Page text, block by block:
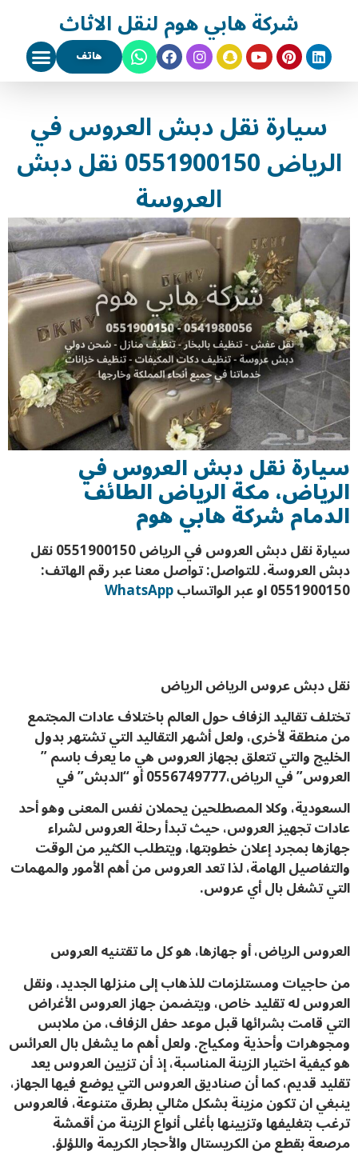
شركة هابي هوم لنقل الاثاث
هاتف
سيارة نقل دبش العروس في
الرياض 0551900150 نقل دبش
العروسة
سيارة نقل دبش العروس في
الرياض، مكة الرياض الطائف
الدمامشركة هابي هوم
سيارة نقل دبش العروس في الرياض 0551900150 نقل
دبش العروسة. للتواصل: تواصل معنا عبر رقم الهاتف:
0551900150 او عبر الواتساب WhatsApp
نقل دبش عروس الرياض الرياض
تختلف تقاليد الزفاف حول العالم باختلاف عادات المجتمع
من منطقة لأخرى، ولعل أشهر التقاليد التي تشتهر بدول
الخليج والتي تتعلق بجهاز العروس هي ما يعرف باسم ”
العروس” في الرياض،0556749777 أو “الدبش” في
السعودية، وكلا المصطلحين يحملان نفس المعنى وهو أحد
عادات تجهيز العروس، حيث تبدأ رحلة العروس لشراء
جهازها بمجرد إعلان خطوبتها، ويتطلب الكثير من الوقت
والتفاصيل الهامة، لذا تعد العروس من أهم الأمور والمهمات
التي تشغل بال أي عروس.
العروس الرياض، أو جهازها، هو كل ما تقتنيه العروس
من حاجيات ومستلزمات للذهاب إلى منزلها الجديد، ونقل
العروس له تقليد خاص، ويتضمن جهاز العروس الأغراض
التي قامت بشرائها قبل موعد حفل الزفاف، من ملابس
ومجوهرات وأحذية ومكياج. ولعل أهم ما يشغل بال العرائس
هو كيفية اختيار الزينة المناسبة، إذ أن تزيين العروس يعد
تقليد قديم، كما أن صناديق العروس التي يوضع فيها الجهاز،
ينبغي ان تكون مزينة بشكل مثالي بطرق متنوعة، فالعروس
ترغب بتغليفها وتزيينها بأغلى أنواع الزينة من أقمشة
مرصعة بقطع من الكريستال والأحجارالكريمة واللؤلؤ.